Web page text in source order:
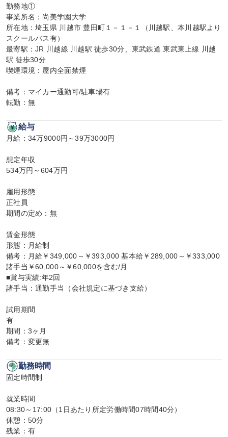
勤務地①
事業所名：尚美学園大学
所在地：埼玉県 川越市 豊田町１－１－１（川越駅、本川越駅より
スクールバス有）
最寄駅：JR 川越線 川越駅 徒歩30分、東武鉄道 東武東上線 川越
駅 徒歩30分
喫煙環境：屋内全面禁煙
備考：マイカー通勤可/駐車場有
転勤：無
給与
月給：34万9000円～39万3000円
想定年収
534万円～604万円
雇用形態
正社員
期間の定め：無
賃金形態
形態：月給制
備考：月給￥349,000～￥393,000 基本給￥289,000～￥333,000
諸手当￥60,000～￥60,000を含む/月
■賞与実績:年2回
諸手当：通勤手当（会社規定に基づき支給）
試用期間
有
期間：3ヶ月
備考：変更無
勤務時間
固定時間制
就業時間
08:30～17:00（1日あたり所定労働時間07時間40分）
休憩：50分
残業：有